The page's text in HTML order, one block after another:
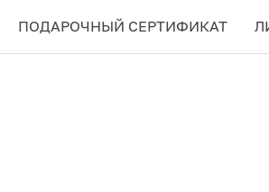
ПОДАРОЧНЫЙ СЕРТИФИКАТ